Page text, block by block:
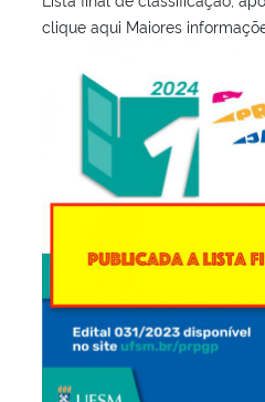
clique aqui Maiores